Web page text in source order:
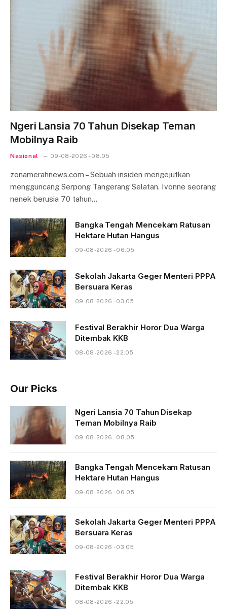
Ngeri Lansia 70 Tahun Disekap Teman
Mobilnya Raib
Nasional 09-08-2026 - 08.05
zonamerahnews.com – Sebuah insiden mengejutkan
mengguncang Serpong Tangerang Selatan. Ivonne seorang
nenek berusia 70 tahun…
Bangka Tengah Mencekam Ratusan
Hektare Hutan Hangus
09-08-2026 - 06.05
Sekolah Jakarta Geger Menteri PPPA
Bersuara Keras
09-08-2026 - 03.05
Festival Berakhir Horor Dua Warga
Ditembak KKB
08-08-2026 - 22.05
Our Picks
Ngeri Lansia 70 Tahun Disekap
Teman Mobilnya Raib
09-08-2026 - 08.05
Bangka Tengah Mencekam Ratusan
Hektare Hutan Hangus
09-08-2026 - 06.05
Sekolah Jakarta Geger Menteri PPPA
Bersuara Keras
09-08-2026 - 03.05
Festival Berakhir Horor Dua Warga
Ditembak KKB
08-08-2026 - 22.05